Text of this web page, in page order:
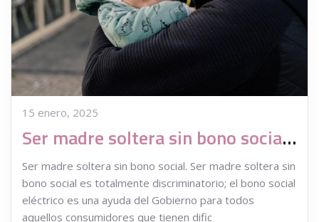
15 enero, 2025
Ser madre soltera sin bono social es discriminación
Ser madre soltera sin bono social. Ser madre soltera sin
bono social es totalmente discriminatorio; el bono social
eléctrico es una ayuda del Gobierno para todos
aquellos consumidores que tienen dific